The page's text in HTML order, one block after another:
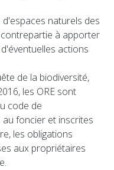
naturels des
à apporter
actions
de la biodiversité,
les ORE sont
code de
foncier et inscrites
les obligations
aux propriétaires